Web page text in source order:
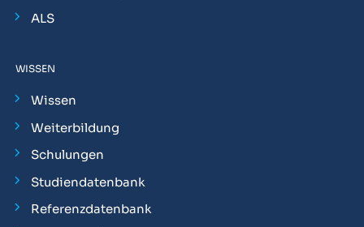
ALS
WISSEN
Wissen
Weiterbildung
Schulungen
Studiendatenbank
Referenzdatenbank